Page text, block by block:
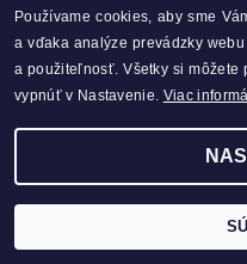
Používame cookies, aby sme
a vďaka analýze prevádzky
a použiteľnosť. Všetky si
vypnúť v Nastavenie. Viac